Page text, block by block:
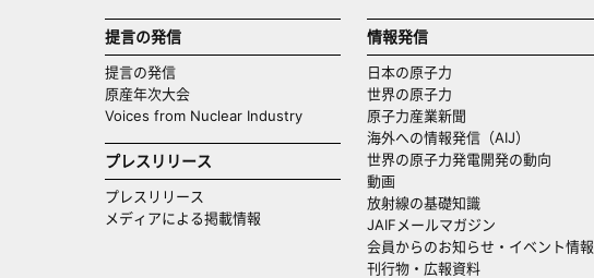
提言の発信
提言の発信
原産年次大会
Voices from Nuclear Industry
プレスリリース
プレスリリース
メディアによる掲載情報
情報発信
日本の原子力
世界の原子力
原子力産業新聞
海外への情報発信（AIJ）
世界の原子力発電開発の動向
動画
放射線の基礎知識
JAIFメールマガジン
会員からのお知らせ・イベント情報
刊行物・広報資料